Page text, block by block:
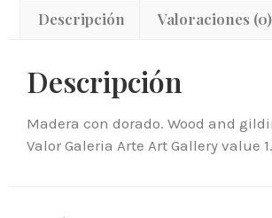
Descripción Valoraciones (0)
Descripción
Madera con dorado. Wood and
Valor Galeria Arte Art Gallery value